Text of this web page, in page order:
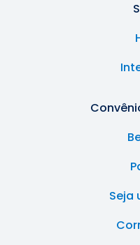
Seja